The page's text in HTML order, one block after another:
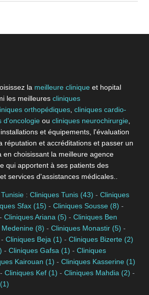
la meilleure clinique et hopital
les meilleurescliniques
orthopédiques,cliniques cardio-
d'oncologie oucliniques neurochirurgie,
et équipements, l'évaluation
réputation et accréditations et passer un
en choisissant la meilleure agence
qui apportent à ses patients des
services d'assistances médicales..
:Cliniques Tunis (43) -Cliniques
Sfax (15) -Cliniques Sousse (8) -
-Cliniques Ariana (5) -Cliniques Ben
(8) -Cliniques Monastir (5) -
-Cliniques Beja (1) -Cliniques Bizerte (2)
-Cliniques Gafsa (1) -Cliniques
Kairouan (1) -Cliniques Kasserine (1)
-Cliniques Kef (1) -Cliniques Mahdia (2) -